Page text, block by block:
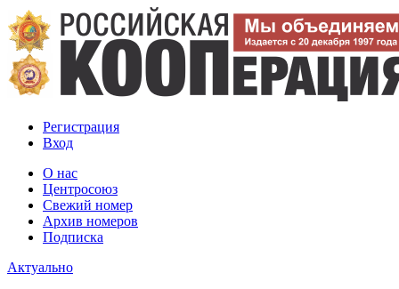
Регистрация
Вход
О нас
Центросоюз
Свежий номер
Архив номеров
Подписка
Актуально